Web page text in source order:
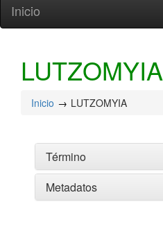
Inicio
LUTZOMYIA
Inicio LUTZOMYIA
Término
Metadatos